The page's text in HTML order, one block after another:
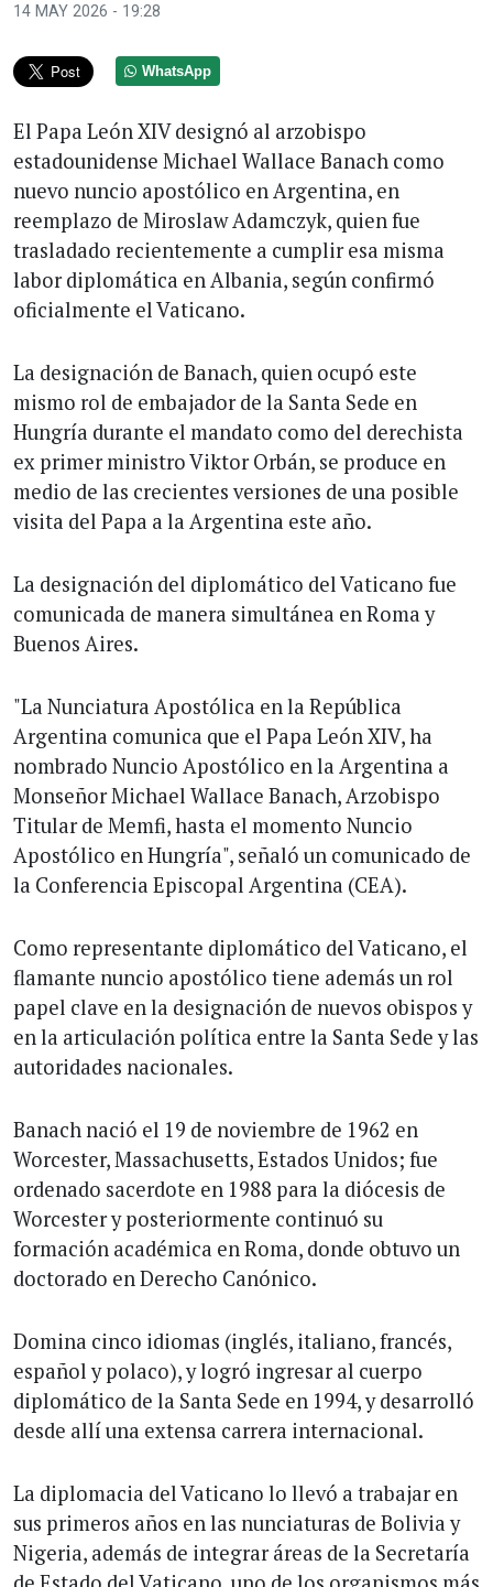
14 MAY 2026 - 19:28
WhatsApp
El Papa León XIV designó al arzobispo
estadounidense Michael Wallace Banach como
nuevo nuncio apostólico en Argentina, en
reemplazo de Miroslaw Adamczyk, quien fue
trasladado recientemente a cumplir esa misma
labor diplomática en Albania, según confirmó
oficialmente el Vaticano.
La designación de Banach, quien ocupó este
mismo rol de embajador de la Santa Sede en
Hungría durante el mandato como del derechista
ex primer ministro Viktor Orbán, se produce en
medio de las crecientes versiones de una posible
visita del Papa a la Argentina este año.
La designación del diplomático del Vaticano fue
comunicada de manera simultánea en Roma y
Buenos Aires.
"La Nunciatura Apostólica en la República
Argentina comunica que el Papa León XIV, ha
nombrado Nuncio Apostólico en la Argentina a
Monseñor Michael Wallace Banach, Arzobispo
Titular de Memfi, hasta el momento Nuncio
Apostólico en Hungría", señaló un comunicado de
la Conferencia Episcopal Argentina (CEA).
Como representante diplomático del Vaticano, el
flamante nuncio apostólico tiene además un rol
papel clave en la designación de nuevos obispos y
en la articulación política entre la Santa Sede y las
autoridades nacionales.
Banach nació el 19 de noviembre de 1962 en
Worcester, Massachusetts, Estados Unidos; fue
ordenado sacerdote en 1988 para la diócesis de
Worcester y posteriormente continuó su
formación académica en Roma, donde obtuvo un
doctorado en Derecho Canónico.
Domina cinco idiomas (inglés, italiano, francés,
español y polaco), y logró ingresar al cuerpo
diplomático de la Santa Sede en 1994, y desarrolló
desde allí una extensa carrera internacional.
La diplomacia del Vaticano lo llevó a trabajar en
sus primeros años en las nunciaturas de Bolivia y
Nigeria, además de integrar áreas de la Secretaría